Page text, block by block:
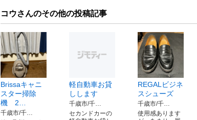
コウさんのその他の投稿記事
Brissaキャニ
スター掃除
機 2…
千歳市/千…
軽自動車お貸
しします
千歳市/千…
セカンドカーの
REGALビジネ
スシューズ
千歳市/千…
使用感あります